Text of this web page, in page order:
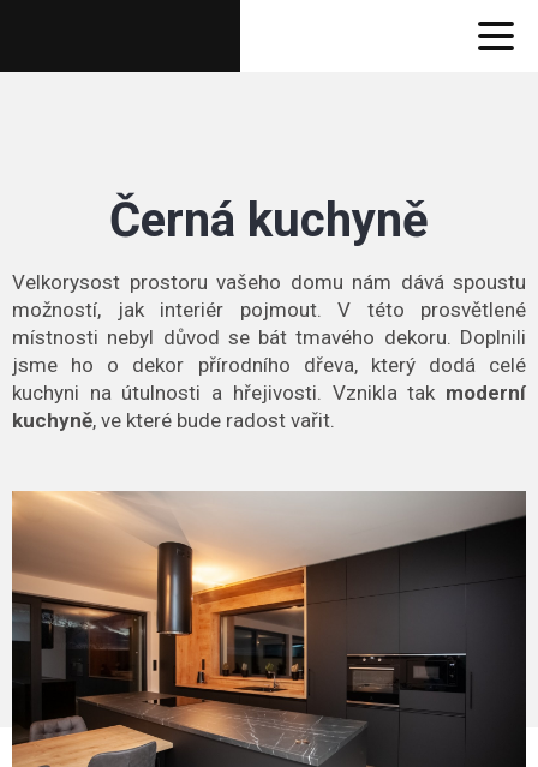
Černá kuchyně
Velkorysost prostoru vašeho domu nám dává spoustu
možností, jak interiér pojmout. V této prosvětlené
místnosti nebyl důvod se bát tmavého dekoru. Doplnili
jsme ho o dekor přírodního dřeva, který dodá celé
kuchyni na útulnosti a hřejivosti. Vznikla tak moderní
kuchyně, ve které bude radost vařit.